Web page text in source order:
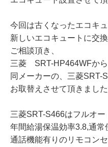
今回は古くなったエコキ
新しいエコキュートに交
ご相談頂き、
三菱 SRT-HP464WFから
同メーカーの、三菱SRT-
お取替えさせて頂きました
三菱SRT-S466はフルオー
年間給湯保温効率3.8,通常
通話機能有りのリモコンセ